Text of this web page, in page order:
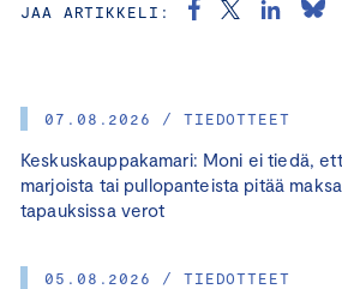
07.08.2026 / TIEDOTTEET
Keskuskauppakamari: Moni ei tiedä,
marjoista tai pullopanteista pitää
tapauksissa verot
05.08.2026 / TIEDOTTEET
JAA ARTIKKELI: